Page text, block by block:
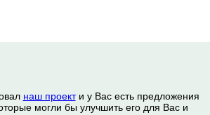
наш проекти у Вас есть предложения
могли бы улучшить его для Вас и